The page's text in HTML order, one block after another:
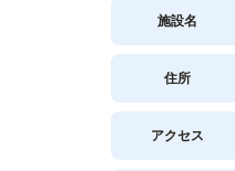
施設名
住所
アクセス